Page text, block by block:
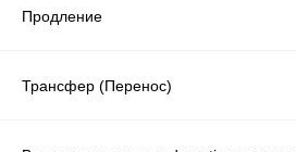
Продление
Трансфер (Перенос)